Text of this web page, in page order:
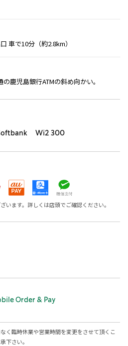
車で10分（約2.8km）
鹿児島銀行ATMの斜め向かい。
Wi2 300
います。詳しくは店頭でご確認ください。
Order & Pay
く臨時休業や営業時間を変更をさせて頂くこ
下さい。